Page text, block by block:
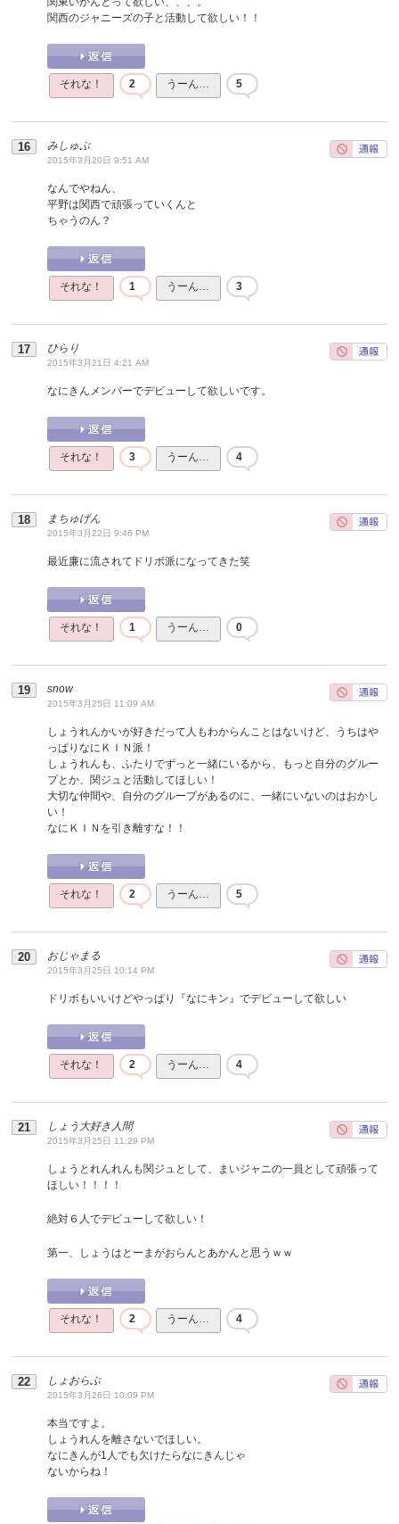
関西のジャニーズの子と活動して欲しい！！
それな！ 2 うーん… 5
みしゅぷ
2015年3月20日 9:51 AM
なんでやねん、
平野は関西で頑張っていくんと
ちゃうのん？
それな！ 1 うーん… 3
ひらり
2015年3月21日 4:21 AM
なにきんメンバーでデビューして欲しいです。
それな！ 3 うーん… 4
まちゅげん
2015年3月22日 9:46 PM
最近廉に流されてドリボ派になってきた笑
それな！ 1 うーん… 0
snow
2015年3月25日 11:09 AM
しょうれんかいが好きだって人もわからんことはないけど、うちはや
っぱりなにＫＩＮ派！
しょうれんも、ふたりでずっと一緒にいるから、もっと自分のグルー
プとか、関ジュと活動してほしい！
大切な仲間や、自分のグループがあるのに、一緒にいないのはおかし
い！
なにＫＩＮを引き離すな！！
それな！ 2 うーん… 5
おじゃまる
2015年3月25日 10:14 PM
ドリボもいいけどやっぱり『なにキン』でデビューして欲しい
それな！ 2 うーん… 4
しょう大好き人間
2015年3月25日 11:29 PM
しょうとれんれんも関ジュとして、まいジャニの一員として頑張って
ほしい！！！！
絶対６人でデビューして欲しい！
第一、しょうはとーまがおらんとあかんと思うｗｗ
それな！ 2 うーん… 4
しょおらぶ
2015年3月26日 10:09 PM
本当ですよ。
しょうれんを離さないでほしい。
なにきんが1人でも欠けたらなにきんじゃ
ないからね！